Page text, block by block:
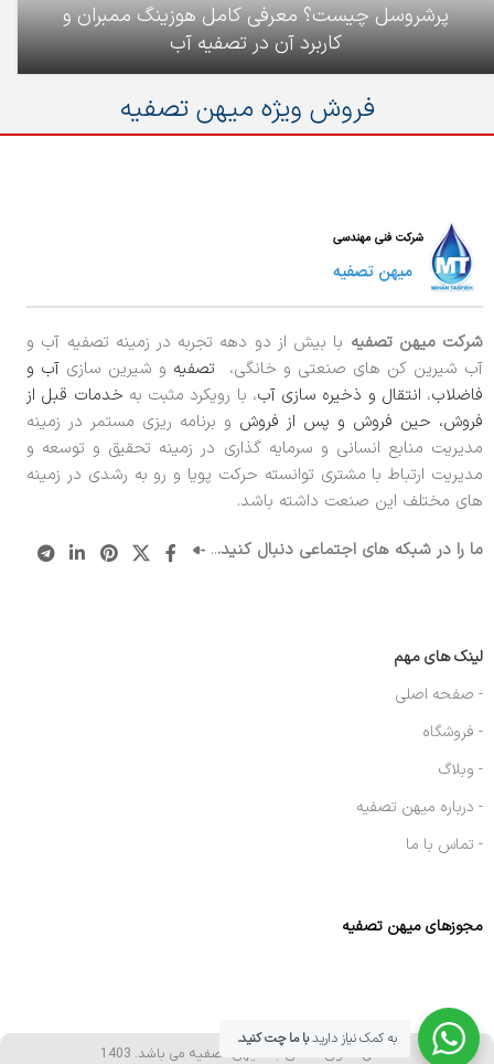
پرشروسل چیست؟ معرفی کامل هوزینگ ممبران و
کاربرد آن در تصفیه آب
فروش ویژه میهن تصفیه
شرکت میهن تصفیه با بیش از دو دهه تجربه در زمینه تصفیه آب و
آب شیرین کن های صنعتی و خانگی،
تصفیه و شیرین سازی آب و
فاضلاب، انتقال و ذخیره سازی آب، با رویکرد مثبت به خدمات قبل از
فروش، حین فروش و پس از فروش و برنامه ریزی مستمر در زمینه
مدیریت منابع انسانی و سرمایه گذاری در زمینه تحقیق و توسعه و
مدیریت ارتباط با مشتری توانسته حرکت پویا و رو به رشدی در زمینه
های مختلف این صنعت داشته باشد.
ما را در شبکه های اجتماعی دنبال کنید...
لینک های مهم
- صفحه اصلی
- فروشگاه
- وبلاگ
- درباره میهن تصفیه
- تماس با ما
مجوزهای میهن تصفیه
تمامی حقوق متعلق به میهن تصفیه می باشد. 1403
به کمک نیاز داریدبا ما چت کنید.